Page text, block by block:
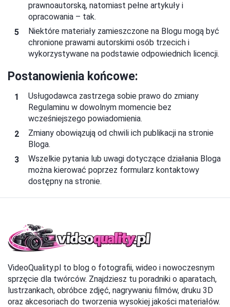
prawnoautorską, natomiast pełne artykuły i
opracowania – tak.
Niektóre materiały zamieszczone na Blogu mogą być
chronione prawami autorskimi osób trzecich i
wykorzystywane na podstawie odpowiednich licencji.
Postanowienia końcowe:
Usługodawca zastrzega sobie prawo do zmiany
Regulaminu w dowolnym momencie bez
wcześniejszego powiadomienia.
Zmiany obowiązują od chwili ich publikacji na stronie
Bloga.
Wszelkie pytania lub uwagi dotyczące działania Bloga
można kierować poprzez formularz kontaktowy
dostępny na stronie.
VideoQuality.pl to blog o fotografii, wideo i nowoczesnym
sprzęcie dla twórców. Znajdziesz tu poradniki o aparatach,
lustrzankach, obróbce zdjęć, nagrywaniu filmów, druku 3D
oraz akcesoriach do tworzenia wysokiej jakości materiałów.